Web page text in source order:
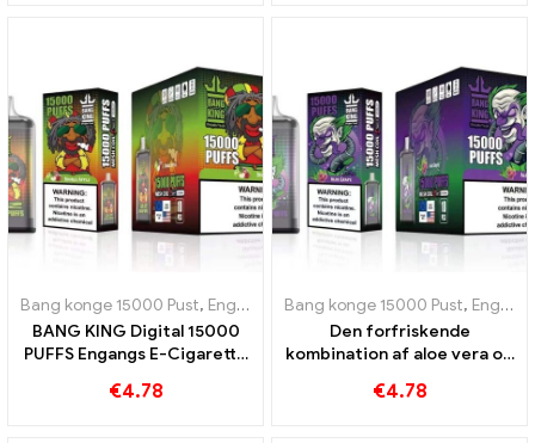
Bang konge 15000 Pust, Engangs e-cigaretter Sverige ,Engangs e-
BANG KING Digital 15000
PUFFS Engangs E-Cigarette
og grønne æbler
€4.78
Bang konge 15000 Pust, Engangs e-cigaretter Sverige
Den forfriskende
kombination af aloe vera og
15000 PUFFS engangs e-
€4.78